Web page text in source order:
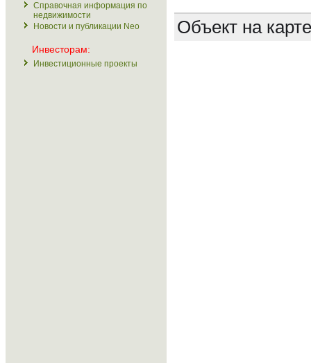
Справочная информация по
недвижимости
Новости и публикации Neo
Инвесторам:
Инвестиционные проекты
Объект на карте